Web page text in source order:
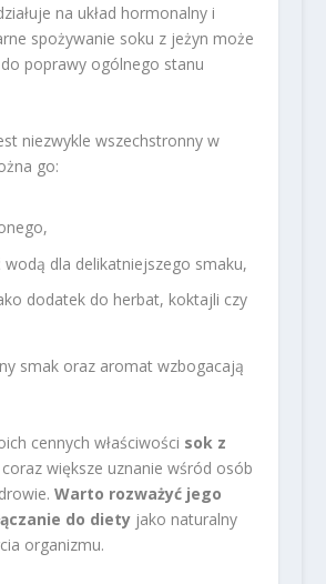
na układ hormonalny i
spożywanie soku z jeżyn może
poprawy ogólnego stanu
niezwykle wszechstronny w
go:
wodą dla delikatniejszego smaku,
dodatek do herbat, koktajli czy
smak oraz aromat wzbogacają
cennych właściwości sok z
większe uznanie wśród osób
Warto rozważyć jego
do dietyjako naturalny
organizmu.